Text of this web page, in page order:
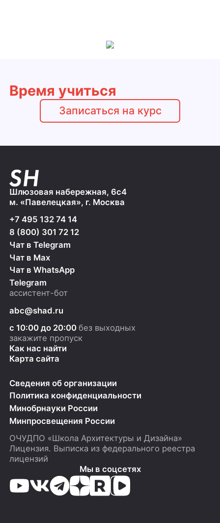
Время учиться
Записаться на курс
Шлюзовая набережная, 6с4
м. «Павелецкая», г. Москва
+7 495 132 74 14
8 (800) 301 72 12
Чат в Telegram
Чат в Max
Чат в WhatsApp
Telegram
ассистент-бот
abc@shad.ru
с 10:00 до 20:00 без выходных
закажите пропуск
Как нас найти
Карта сайта
Сведения об организации
Политика конфиденциальности
Минобрнауки России
Минпросвещения России
ОЧУДПО «Школа Архитектуры и Дизайна»
Лицензия. Выписка из федерального реестра
лицензий
Мы в соцсетях